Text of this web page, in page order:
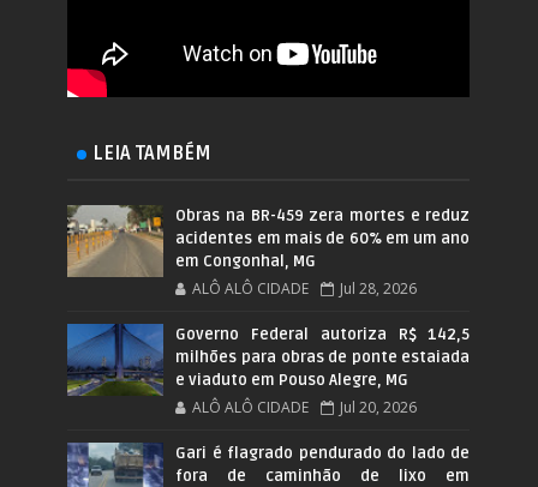
LEIA TAMBÉM
Obras na BR-459 zera mortes e reduz
acidentes em mais de 60% em um ano
em Congonhal, MG
ALÔ ALÔ CIDADE Jul 28, 2026
Governo Federal autoriza R$ 142,5
milhões para obras de ponte estaiada
e viaduto em Pouso Alegre, MG
ALÔ ALÔ CIDADE Jul 20, 2026
Gari é flagrado pendurado do lado de
fora de caminhão de lixo em